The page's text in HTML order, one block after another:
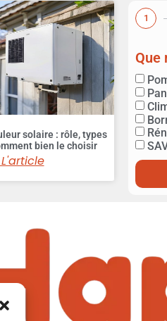
solaire : rôle, types
bien le choisir
1
Que